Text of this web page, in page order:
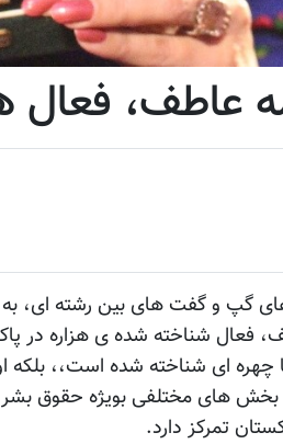
عاطف، فعال
گپ و گفت های بین رشته ای،
فعال شناخته شده ی هزاره در
چهره ای شناخته شده است،،
بخش های مختلفی بويژه حقوق
تمرکز دارد.